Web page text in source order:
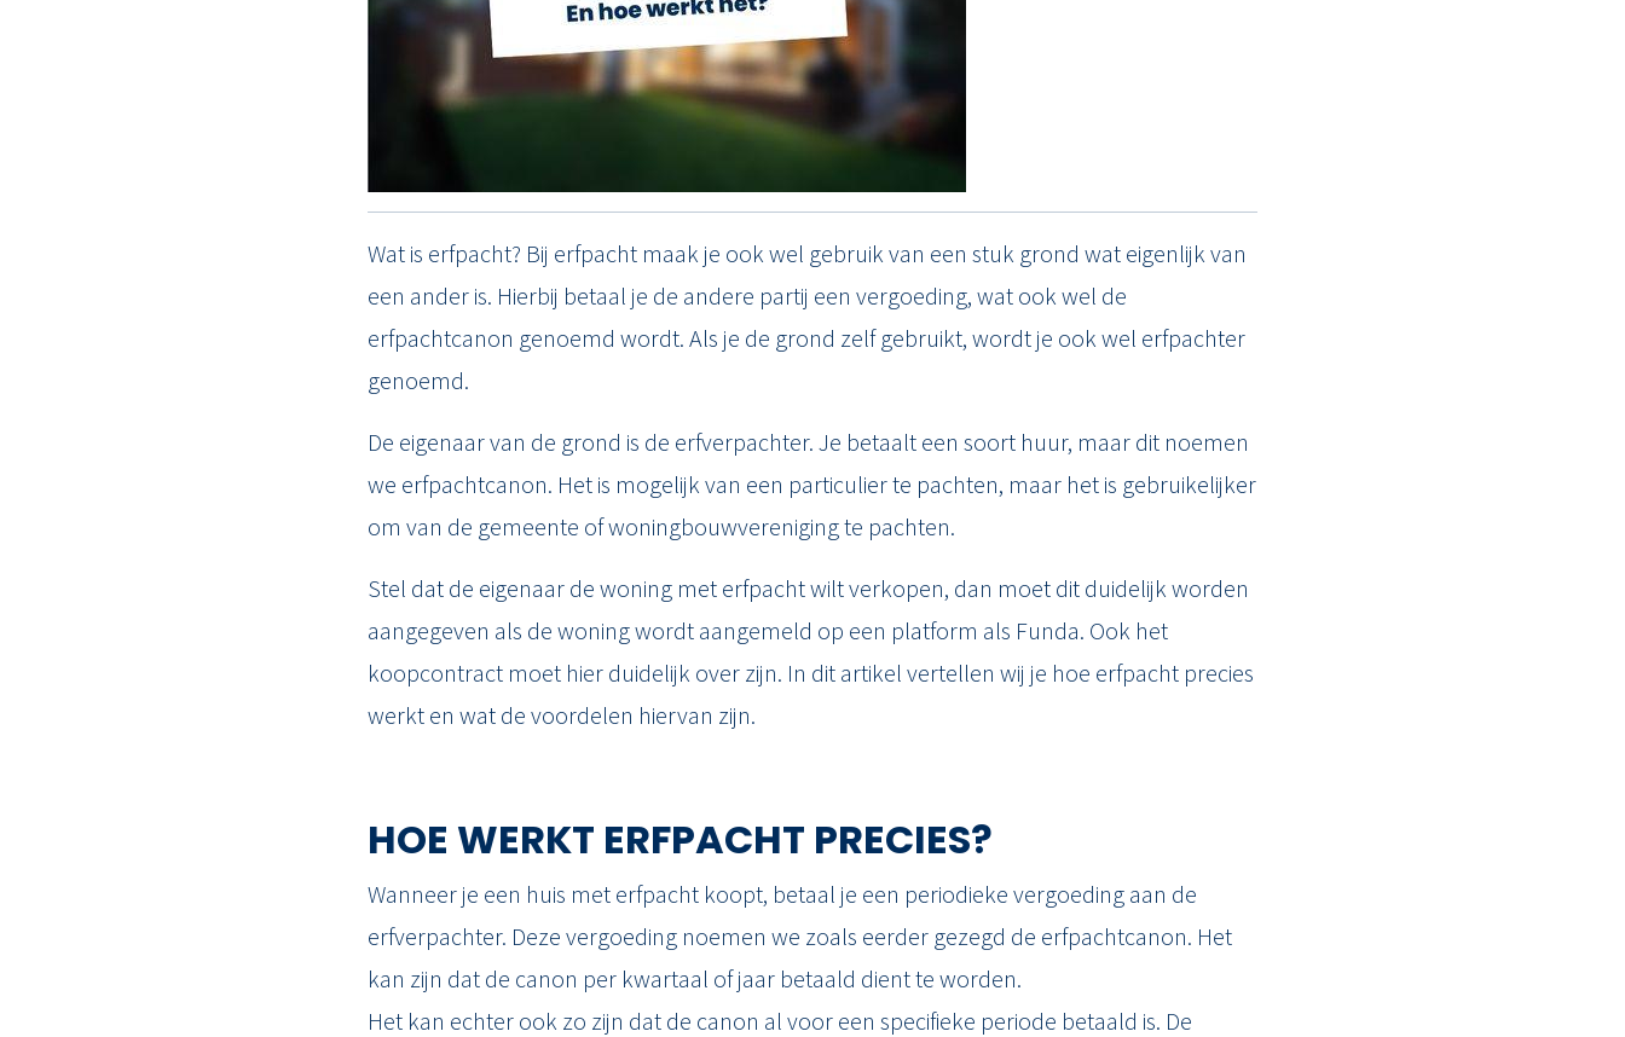
RESULTATEN
OVER ONS
2651 CE Berkel en Rodenrijs
010 - 422 4000
info@maxmakelaars.nl
Wat is erfpacht? Bij erfpacht maak je ook wel gebruik van een stuk grond wat eigenlijk van
een ander is. Hierbij betaal je de andere partij een vergoeding, wat ook wel de
erfpachtcanon genoemd wordt. Als je de grond zelf gebruikt, wordt je ook wel erfpachter
genoemd.
De eigenaar van de grond is de erfverpachter. Je betaalt een soort huur, maar dit noemen
we erfpachtcanon. Het is mogelijk van een particulier te pachten, maar het is gebruikelijker
om van de gemeente of woningbouwvereniging te pachten.
Stel dat de eigenaar de woning met erfpacht wilt verkopen, dan moet dit duidelijk worden
aangegeven als de woning wordt aangemeld op een platform als Funda. Ook het
koopcontract moet hier duidelijk over zijn. In dit artikel vertellen wij je hoe erfpacht precies
werkt en wat de voordelen hiervan zijn.
HOE WERKT ERFPACHT PRECIES?
Wanneer je een huis met erfpacht koopt, betaal je een periodieke vergoeding aan de
erfverpachter. Deze vergoeding noemen we zoals eerder gezegd de erfpachtcanon. Het
kan zijn dat de canon per kwartaal of jaar betaald dient te worden.
Het kan echter ook zo zijn dat de canon al voor een specifieke periode betaald is. De